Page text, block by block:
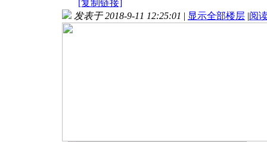
[复制链接]
发表于 2018-9-11 12:25:01 | 显示全部楼层 |阅